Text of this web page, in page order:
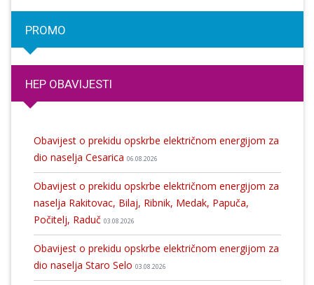
PROMO
HEP OBAVIJESTI
Obavijest o prekidu opskrbe električnom energijom za
dio naselja Cesarica 06.08.2026
Obavijest o prekidu opskrbe električnom energijom za
naselja Rakitovac, Bilaj, Ribnik, Medak, Papuča,
Počitelj, Raduč 03.08.2026
Obavijest o prekidu opskrbe električnom energijom za
dio naselja Staro Selo 03.08.2026